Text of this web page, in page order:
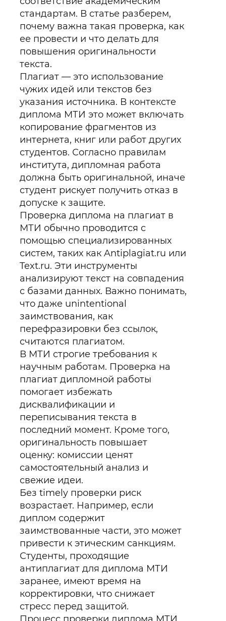
стандартам. В статье разберем,
почему важна такая проверка, как
ее провести и что делать для
повышения оригинальности
текста.
Плагиат — это использование
чужих идей или текстов без
указания источника. В контексте
диплома МТИ это может включать
копирование фрагментов из
интернета, книг или работ других
студентов. Согласно правилам
института, дипломная работа
должна быть оригинальной, иначе
студент рискует получить отказ в
допуске к защите.
Проверка диплома на плагиат в
МТИ обычно проводится с
помощью специализированных
систем, таких как Antiplagiat.ru или
Text.ru. Эти инструменты
анализируют текст на совпадения
с базами данных. Важно понимать,
что даже unintentional
заимствования, как
перефразировки без ссылок,
считаются плагиатом.
В МТИ строгие требования к
научным работам. Проверка на
плагиат дипломной работы
помогает избежать
дисквалификации и
переписывания текста в
последний момент. Кроме того,
оригинальность повышает
оценку: комиссии ценят
самостоятельный анализ и
свежие идеи.
Без timely проверки риск
возрастает. Например, если
диплом содержит
заимствованные части, это может
привести к этическим санкциям.
Студенты, проходящие
антиплагиат для диплома МТИ
заранее, имеют время на
корректировки, что снижает
стресс перед защитой.